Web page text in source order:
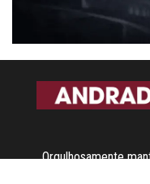
Orgulhosamente